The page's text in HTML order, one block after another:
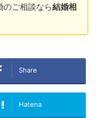
のご相談なら結婚相
Share
Hatena